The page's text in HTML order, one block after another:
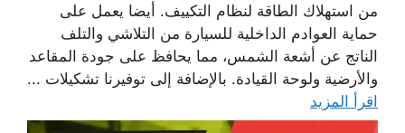
من استهلاك الطاقة لنظام التكييف. أيضا يعمل على
حماية العوادم الداخلية للسيارة من التلاشي والتلف
الناتج عن أشعة الشمس، مما يحافظ على جودة المقاعد
والأرضية ولوحة القيادة. بالإضافة إلى توفيرنا تشكيلات ...
اقرأ المزيد